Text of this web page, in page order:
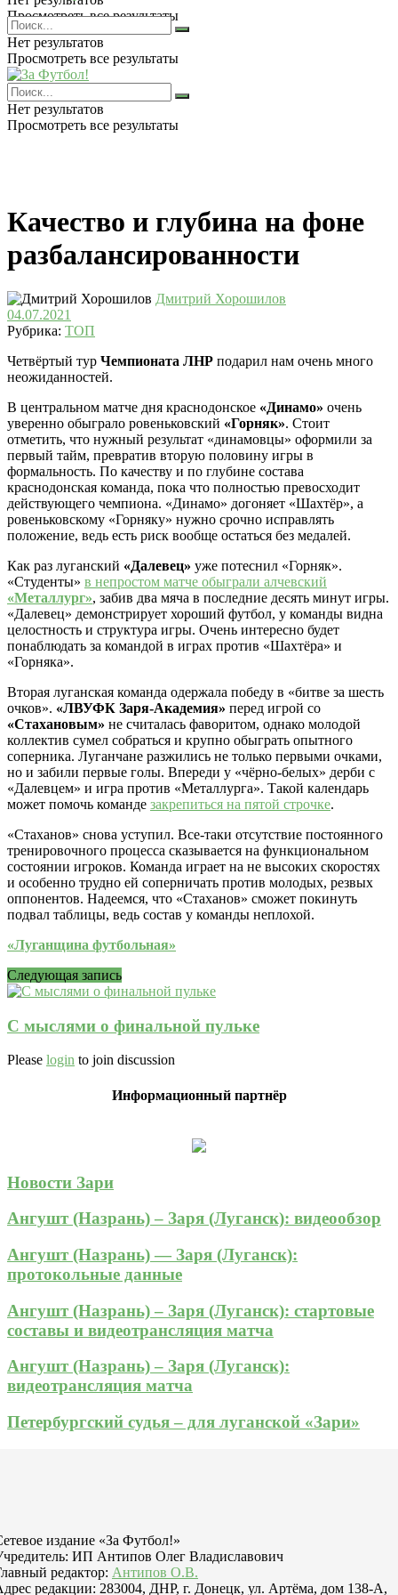
Просмотреть все результаты
Нет результатов
Просмотреть все результаты
Нет результатов
Просмотреть все результаты
Качество и глубина на фоне
разбалансированности
Дмитрий Хорошилов
04.07.2021
Рубрика: ТОП
Четвёртый тур Чемпионата ЛНР подарил нам очень много
неожиданностей.
В центральном матче дня краснодонское «Динамо» очень
уверенно обыграло ровеньковский «Горняк». Стоит
отметить, что нужный результат «динамовцы» оформили за
первый тайм, превратив вторую половину игры в
формальность. По качеству и по глубине состава
краснодонская команда, пока что полностью превосходит
действующего чемпиона. «Динамо» догоняет «Шахтёр», а
ровеньковскому «Горняку» нужно срочно исправлять
положение, ведь есть риск вообще остаться без медалей.
Как раз луганский «Далевец» уже потеснил «Горняк».
«Студенты» в непростом матче обыграли алчевский
«Металлург», забив два мяча в последние десять минут игры.
«Далевец» демонстрирует хороший футбол, у команды видна
целостность и структура игры. Очень интересно будет
понаблюдать за командой в играх против «Шахтёра» и
«Горняка».
Вторая луганская команда одержала победу в «битве за шесть
очков». «ЛВУФК Заря-Академия» перед игрой со
«Стахановым» не считалась фаворитом, однако молодой
коллектив сумел собраться и крупно обыграть опытного
соперника. Луганчане разжились не только первыми очками,
но и забили первые голы. Впереди у «чёрно-белых» дерби с
«Далевцем» и игра против «Металлурга». Такой календарь
может помочь команде закрепиться на пятой строчке.
«Стаханов» снова уступил. Все-таки отсутствие постоянного
тренировочного процесса сказывается на функциональном
состоянии игроков. Команда играет на не высоких скоростях
и особенно трудно ей соперничать против молодых, резвых
оппонентов. Надеемся, что «Стаханов» сможет покинуть
подвал таблицы, ведь состав у команды неплохой.
«Луганщина футбольная»
Следующая запись
С мыслями о финальной пульке
Please login to join discussion
Информационный партнёр
Новости Зари
Ангушт (Назрань) – Заря (Луганск): видеообзор
Ангушт (Назрань) — Заря (Луганск):
протокольные данные
Ангушт (Назрань) – Заря (Луганск): стартовые
составы и видеотрансляция матча
Ангушт (Назрань) – Заря (Луганск):
видеотрансляция матча
Петербургский судья – для луганской «Зари»
издание «За Футбол!»
ИП Антипов Олег Владиславович
редактор: Антипов О.В.
редакции: 283004, ДНР, г. Донецк, ул. Артёма, дом 138-А,